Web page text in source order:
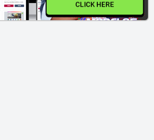
CLICK HERE